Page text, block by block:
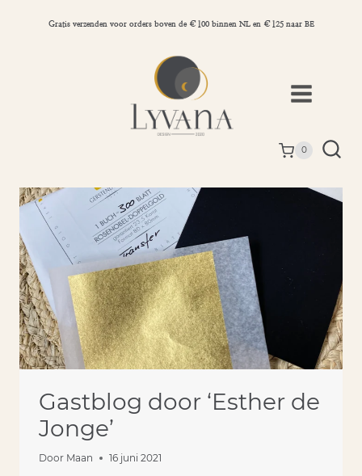
Gratis verzenden voor orders boven de €100 binnen NL en €125 naar BE
0
Gastblog door ‘Esther de
Jonge’
Door Maan 16 juni 2021